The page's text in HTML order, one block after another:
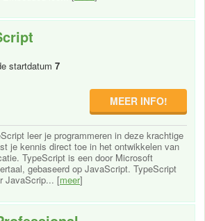
startdatum 7
MEER INFO!
leer je programmeren in deze krachtige
je kennis direct toe in het ontwikkelen van
TypeScript is een door Microsoft
gebaseerd op JavaScript. TypeScript
JavaScrip... [meer]